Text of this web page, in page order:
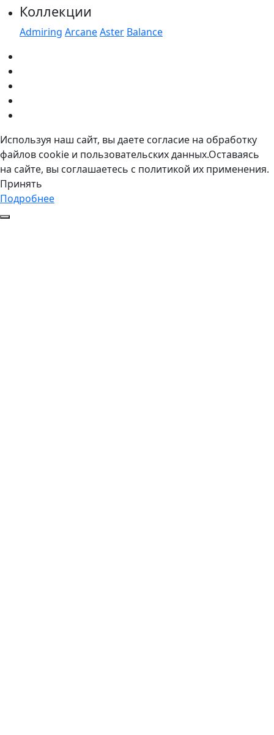
Коллекции
Admiring ArcaneAster Balance
Используя наш сайт, вы даете согласие на обработку
файлов cookie и пользовательских данных.Оставаясь
на сайте, вы соглашаетесь с политикой их применения.
Принять
Подробнее